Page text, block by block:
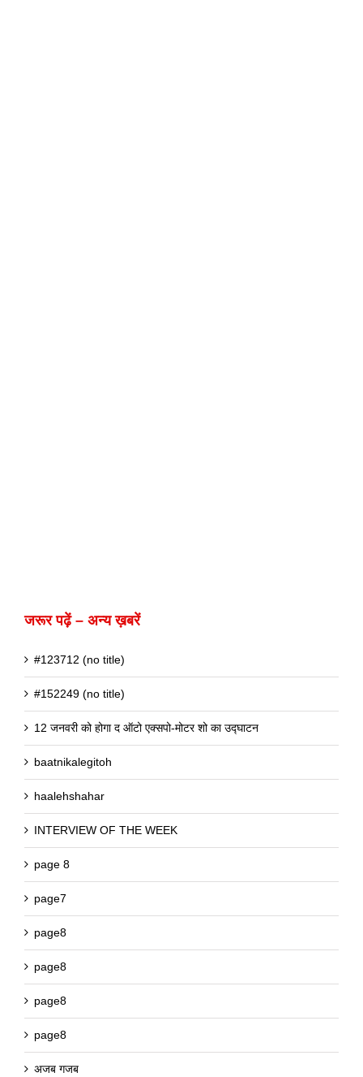
जरूर पढ़ें – अन्य ख़बरें
#123712 (no title)
#152249 (no title)
12 जनवरी को होगा द ऑटो एक्सपो-मोटर शो का उद्घाटन
baatnikalegitoh
haalehshahar
INTERVIEW OF THE WEEK
page 8
page7
page8
page8
page8
page8
अजब गजब